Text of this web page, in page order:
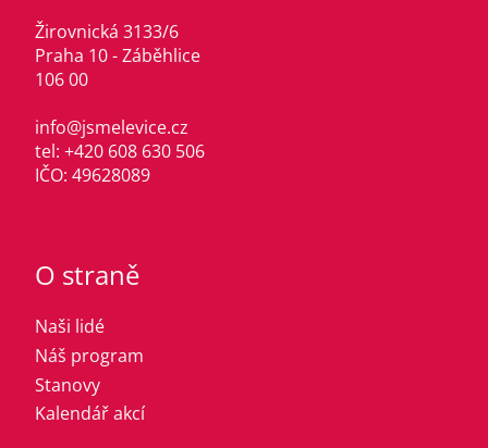
Žirovnická 3133/6
Praha 10 - Záběhlice
106 00
info@jsmelevice.cz
tel: +420 608 630 506
IČO: 49628089
O straně
Naši lidé
Náš program
Stanovy
Kalendář akcí